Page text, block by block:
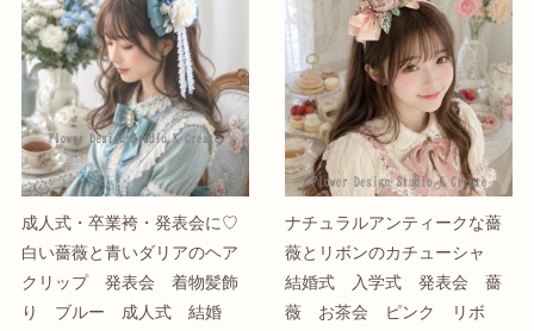
成人式・卒業袴・発表会に♡
白い薔薇と青いダリアのヘア
クリップ 発表会 着物髪飾
り ブルー 成人式 結婚
ナチュラルアンティークな薔
薇とリボンのカチューシャ
結婚式 入学式 発表会 薔
薇 お茶会 ピンク リボ